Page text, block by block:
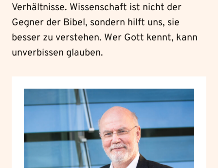
Verhältnisse. Wissenschaft ist nicht der
Gegner der Bibel, sondern hilft uns, sie
besser zu verstehen. Wer Gott kennt, kann
unverbissen glauben.